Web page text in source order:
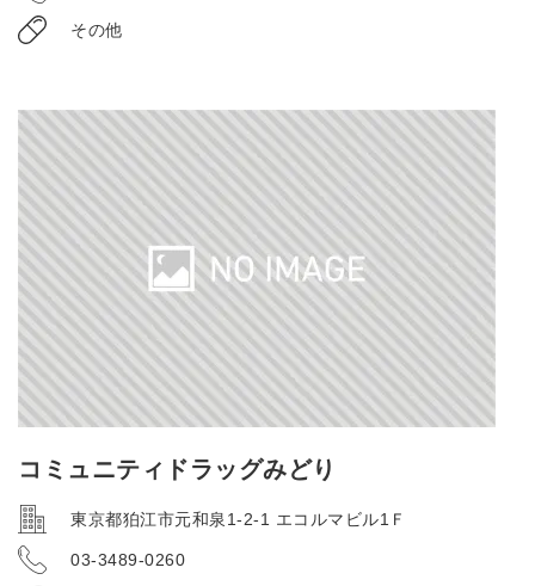
その他
コミュニティドラッグみどり
東京都狛江市元和泉1-2-1 エコルマビル1Ｆ
03-3489-0260